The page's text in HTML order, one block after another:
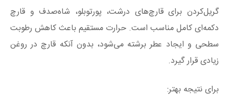
گریل‌کردن برای قارچ‌های درشت، پورتوبلو، شاه‌صدف و قارچ
دکمه‌ای کامل مناسب است. حرارت مستقیم باعث کاهش رطوبت
سطحی و ایجاد عطر برشته می‌شود، بدون آنکه قارچ در روغن
زیادی قرار گیرد.
برای نتیجه بهتر: